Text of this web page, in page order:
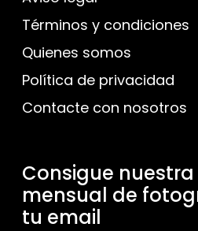
Términos y condiciones
Quienes somos
Política de privacidad
Contacte con nosotros
Consigue
mensual de
tu email